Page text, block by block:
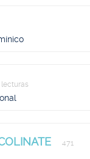
lecturas
471